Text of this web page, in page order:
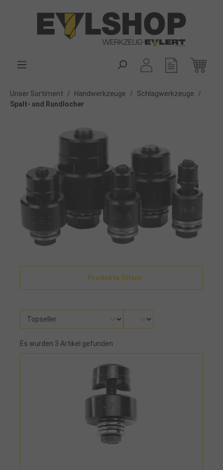
Unser Sortiment / Handwerkzeuge / Schlagwerkzeuge
/
Spalt- und Rundlocher
Produkte filtern
Es wurden 3 Artikel gefunden